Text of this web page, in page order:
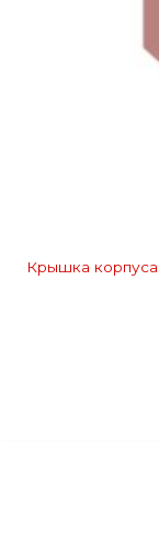
Крышка корпуса